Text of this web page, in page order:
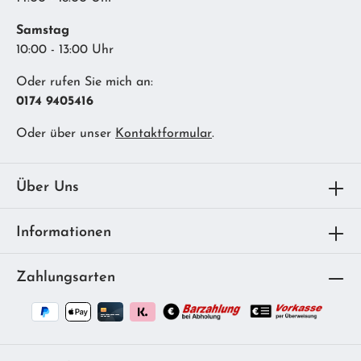
Samstag
10:00 - 13:00 Uhr
Oder rufen Sie mich an:
0174 9405416
Oder über unser Kontaktformular.
Über Uns
Informationen
Zahlungsarten